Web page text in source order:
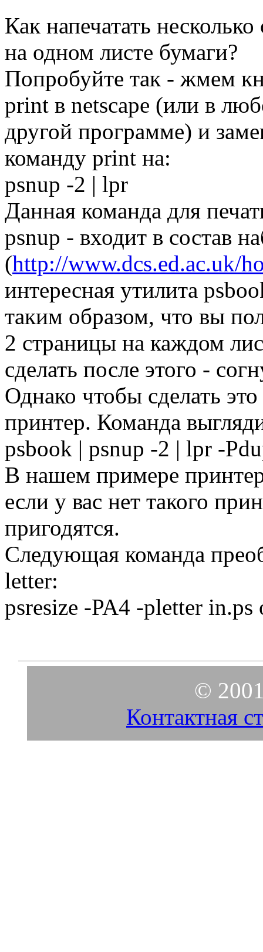
Как напечатать
на одном листе бумаги?
Попробуйте так - жмем
print в netscape (или в
другой программе) и
команду print на:
psnup -2 | lpr
Данная команда для
psnup - входит в состав
(http://www.dcs.ed.ac.uk/
интересная утилита
таким образом, что вы
2 страницы на каждом
сделать после этого -
Однако чтобы сделать
принтер. Команда
psbook | psnup -2 | lpr -
В нашем примере
если у вас нет такого
пригодятся.
Следующая команда
letter:
psresize -PA4 -pletter in.ps
©
Контактная